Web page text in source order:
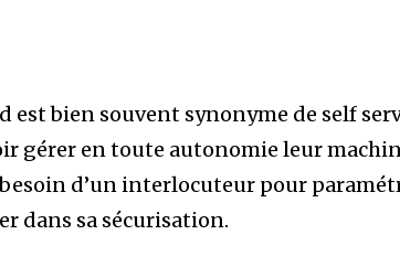
est bien souvent synonyme de self
gérer en toute autonomie leur
d’un interlocuteur pour
dans sa sécurisation.